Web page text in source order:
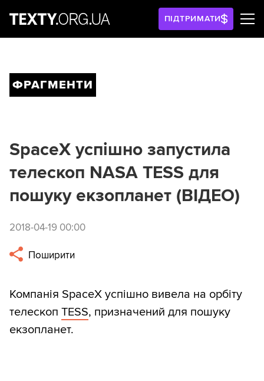
ПІДТРИМАТИ
ФРАГМЕНТИ
SpaceX успішно запустила
телескоп NASA TESS для
пошуку екзопланет (ВІДЕО)
2018-04-19 00:00
Поширити
Компанія SpaceX успішно вивела на орбіту
телескоп TESS, призначений для пошуку
екзопланет.